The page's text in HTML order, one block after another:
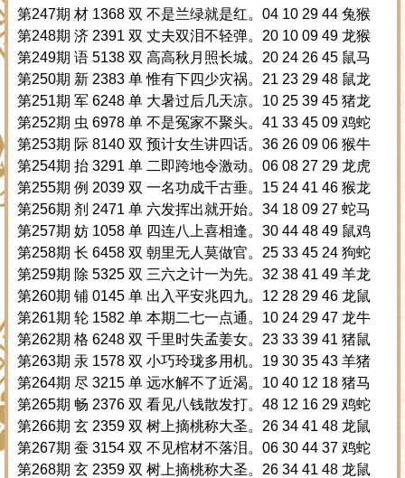
第247期 材 1368 双 不是兰绿就是红。04 10 29 44 兔猴
第248期 济 2391 双 丈夫双泪不轻弹。20 10 09 49 龙猴
第249期 语 5138 双 高高秋月照长城。20 24 26 45 鼠马
第250期 新 2383 单 惟有下四少灾祸。21 23 29 48 鼠龙
第251期 军 6248 单 大暑过后几天凉。10 25 39 45 猪龙
第252期 虫 6978 单 不是冤家不聚头。41 33 45 09 鸡蛇
第253期 际 8140 双 预计女生讲四话。36 26 09 06 猴牛
第254期 抬 3291 单 二即跨地令激动。06 08 27 29 龙虎
第255期 例 2039 双 一名功成千古垂。15 24 41 46 猴龙
第256期 剂 2471 单 六发挥出就开始。34 18 09 27 蛇马
第257期 妨 1058 单 四连八上喜相逢。30 44 48 49 鼠鸡
第258期 长 6458 双 朝里无人莫做官。25 33 45 24 狗蛇
第259期 除 5325 双 三六之计一为先。32 38 41 49 羊龙
第260期 铺 0145 单 出入平安兆四九。12 28 29 46 龙鼠
第261期 轮 1582 单 本期二七一点通。10 24 29 47 龙牛
第262期 格 6248 双 千里时失孟姜女。23 33 39 41 猪鼠
第263期 汞 1578 双 小巧玲珑多用机。19 30 35 43 羊猪
第264期 尽 3215 单 远水解不了近渴。10 40 12 18 猪马
第265期 畅 2376 双 看见八钱散发打。48 12 16 29 鸡蛇
第266期 玄 2359 双 树上摘桃称大圣。26 34 41 48 龙鼠
第267期 蚕 3154 双 不见棺材不落泪。06 30 44 37 鸡蛇
第268期 玄 2359 双 树上摘桃称大圣。26 34 41 48 龙鼠